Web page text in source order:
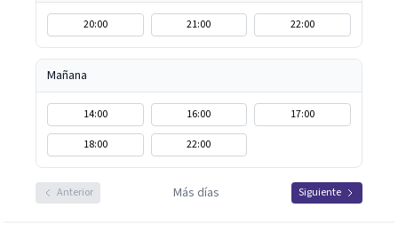
20:00 21:00 22:00
Mañana
14:00 16:00
17:00
18:00
22:00
Anterior Más días Siguiente